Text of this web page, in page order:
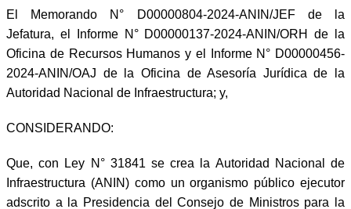
El Memorando N° D00000804-2024-ANIN/JEF de la
Jefatura, el Informe N° D00000137-2024-ANIN/ORH de la
Oficina de Recursos Humanos y el Informe N° D00000456-
2024-ANIN/OAJ de la Oficina de Asesoría Jurídica de la
Autoridad Nacional de Infraestructura; y,
CONSIDERANDO:
Que, con Ley N° 31841 se crea la Autoridad Nacional de
Infraestructura (ANIN) como un organismo público ejecutor
adscrito a la Presidencia del Consejo de Ministros para la